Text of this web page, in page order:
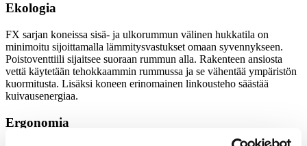
Ekologia
FX sarjan koneissa sisä- ja ulkorummun välinen hukkatila on
minimoitu sijoittamalla lämmitysvastukset omaan syvennykseen.
Poistoventtiili sijaitsee suoraan rummun alla. Rakenteen ansiosta
vettä käytetään tehokkaammin rummussa ja se vähentää ympäristön
kuormitusta. Lisäksi koneen erinomainen linkousteho säästää
kuivausenergiaa.
Ergonomia